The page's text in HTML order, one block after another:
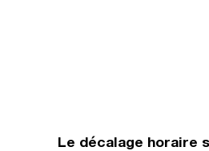
Le décalage horaire